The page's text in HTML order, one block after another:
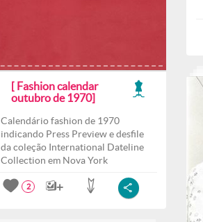
[ Fashion calendar
outubro de 1970]
Calendário fashion de 1970
indicando Press Preview e desfile
da coleção International Dateline
Collection em Nova York
2